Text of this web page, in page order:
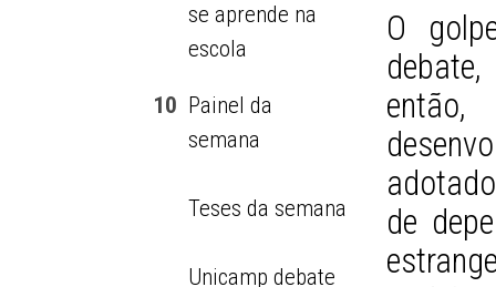
se aprende na
escola
10 Painel da
semana
Teses da semana
Unicamp debate
O
de